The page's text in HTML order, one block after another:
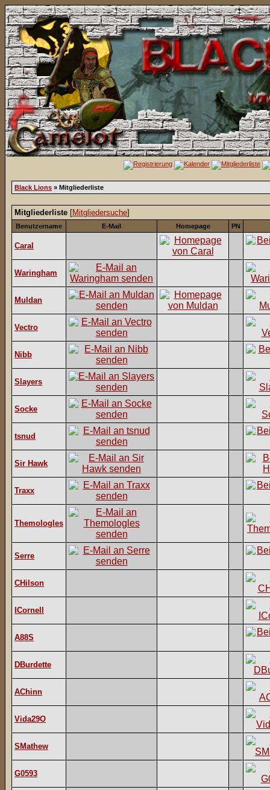
Black Lions » Mitgliederliste
Mitgliederliste [Mitgliedersuche]
Benutzername E-Mail Homepage PN
Caral
Waringham
Muldan
Vectro
Nibb
Slayers
Socke
tsnud
Sir Hawk
Traxx
Themologles
Serre
CHilson
ICornell
A88S
DBurdette
AChinn
Vida29O
SMathew
G0593